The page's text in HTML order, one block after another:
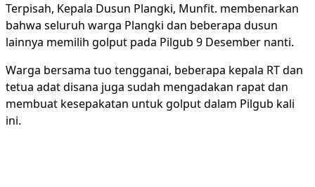
Terpisah, Kepala Dusun Plangki, Munfit. membenarkan
bahwa seluruh warga Plangki dan beberapa dusun
lainnya memilih golput pada Pilgub 9 Desember nanti.
Warga bersama tuo tengganai, beberapa kepala RT dan
tetua adat disana juga sudah mengadakan rapat dan
membuat kesepakatan untuk golput dalam Pilgub kali
ini.